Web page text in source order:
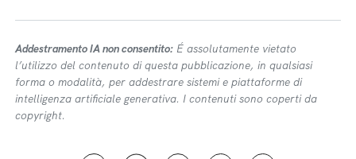
Addestramento IA non consentito: É assolutamente vietato
l’utilizzo del contenuto di questa pubblicazione, in qualsiasi
forma o modalità, per addestrare sistemi e piattaforme di
intelligenza artificiale generativa. I contenuti sono coperti da
copyright.